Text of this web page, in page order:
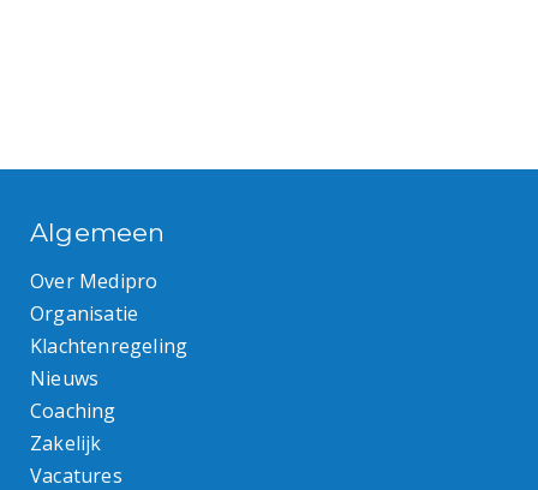
Algemeen
Over Medipro
Organisatie
Klachtenregeling
Nieuws
Coaching
Zakelijk
Vacatures